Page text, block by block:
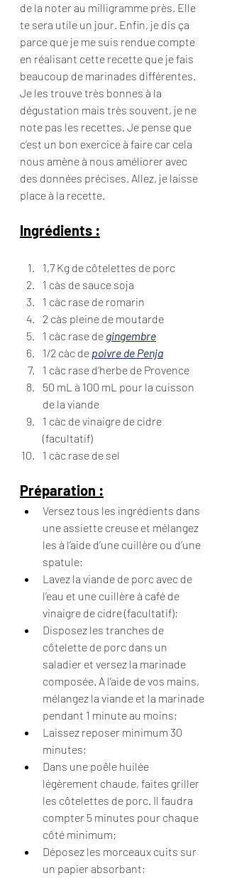
de la noter au milligramme près. Elle
te sera utile un jour. Enfin, je dis ça
parce que je me suis rendue compte
en réalisant cette recette que je fais
beaucoup de marinades différentes.
Je les trouve très bonnes à la
dégustation mais très souvent, je ne
note pas les recettes. Je pense que
c’est un bon exercice à faire car cela
nous amène à nous améliorer avec
des données précises. Allez, je laisse
place à la recette.
Ingrédients :
1,7 Kg de côtelettes de porc
1 càs de sauce soja
1 càc rase de romarin
2 càs pleine de moutarde
1 càc rase de gingembre
1/2 càc de poivre de Penja
1 càc rase d’herbe de Provence
50 mL à 100 mL pour la cuisson
de la viande
1 càc de vinaigre de cidre
(facultatif)
1 càc rase de sel
Préparation :
Versez tous les ingrédients dans
une assiette creuse et mélangez
les à l’aide d’une cuillère ou d’une
spatule;
Lavez la viande de porc avec de
l’eau et une cuillère à café de
vinaigre de cidre (facultatif);
Disposez les tranches de
côtelette de porc dans un
saladier et versez la marinade
composée. A l’aide de vos mains,
mélangez la viande et la marinade
pendant 1 minute au moins;
Laissez reposer minimum 30
minutes;
Dans une poêle huilée
légèrement chaude, faites griller
les côtelettes de porc. Il faudra
compter 5 minutes pour chaque
côté minimum;
Déposez les morceaux cuits sur
un papier absorbant;